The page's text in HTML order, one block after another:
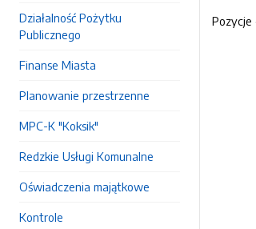
Działalność Pożytku
Publicznego
Finanse Miasta
Planowanie przestrzenne
MPC-K "Koksik"
Redzkie Usługi Komunalne
Oświadczenia majątkowe
Kontrole
Pozycje